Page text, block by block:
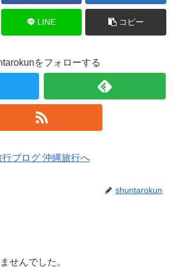
LINE コピー
をフォローする
shuntarokun
せんでした。